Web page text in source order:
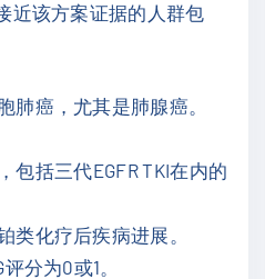
近该方案证据的人群包
肺癌，尤其是肺腺癌。
包括三代EGFR TKI在内的
类化疗后疾病进展。
分为0或1。